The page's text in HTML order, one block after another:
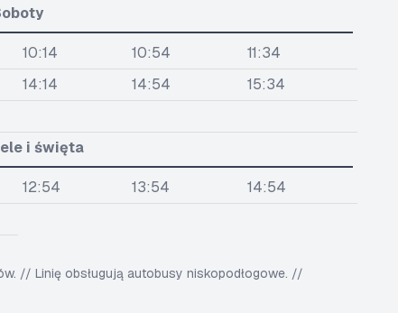
10:14 10:54
11:34
14:14 14:54
15:34
i święta
12:54 13:54
14:54
// Linię obsługują autobusy niskopodłogowe. //